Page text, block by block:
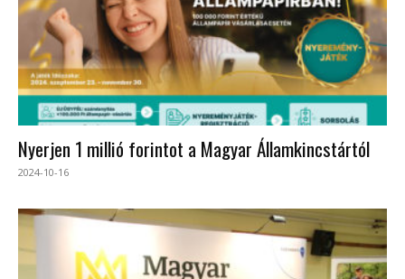
Nyerjen 1 millió forintot a Magyar Államkincstártól
2024-10-16